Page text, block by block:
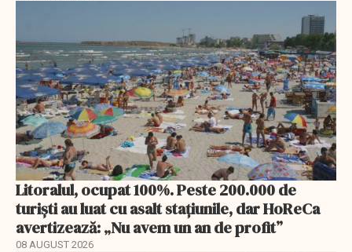
Litoralul, ocupat 100%. Peste 200.000 de
turiști au luat cu asalt stațiunile, dar HoReCa
avertizează: „Nu avem un an de profit”
08 AUGUST 2026